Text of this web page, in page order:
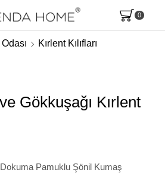
0
Kırlent Kılıfları
Gökkuşağı Kırlent
Pamuklu Şönil Kumaş